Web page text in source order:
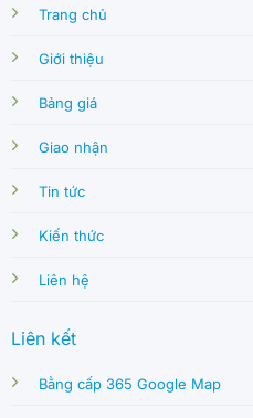
Trang chủ
Giới thiệu
Bảng giá
Giao nhận
Tin tức
Kiến thức
Liên hệ
Liên kết
Bằng cấp 365 Google Map